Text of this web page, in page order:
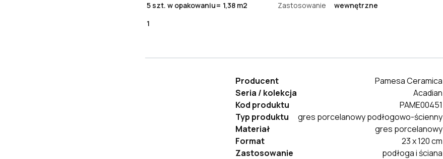
5 szt. w opakowaniu= 1,38 m2 Zastosowanie
wewnętrzne
1
Producent
Pamesa Ceramica
Seria / kolekcja
Acadian
Kod produktu
PAME00451
Typ produktu
gres porcelanowy podłogowo-ścienny
Materiał
gres porcelanowy
Format
23 x 120 cm
Zastosowanie
podłoga i ściana